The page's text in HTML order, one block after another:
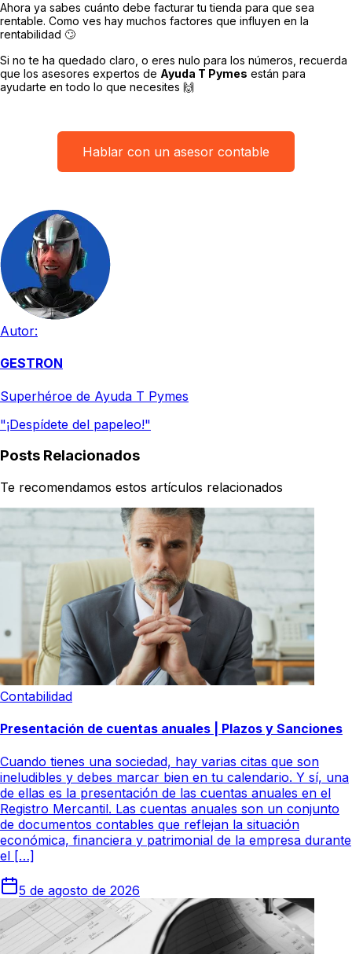
Ahora ya sabes cuánto debe facturar tu tienda para que sea
rentable. Como ves hay muchos factores que influyen en la
rentabilidad 🙄
Si no te ha quedado claro, o eres nulo para los números, recuerda
que los asesores expertos de Ayuda T Pymes están para
ayudarte en todo lo que necesites 🙌
Hablar con un asesor contable
Autor:
GESTRON
Superhéroe de Ayuda T Pymes
"¡Despídete del papeleo!"
Posts Relacionados
Te recomendamos estos artículos relacionados
Contabilidad
Presentación de cuentas anuales | Plazos y Sanciones
Cuando tienes una sociedad, hay varias citas que son
ineludibles y debes marcar bien en tu calendario. Y sí, una
de ellas es la presentación de las cuentas anuales en el
Registro Mercantil. Las cuentas anuales son un conjunto
de documentos contables que reflejan la situación
económica, financiera y patrimonial de la empresa durante
el […]
5 de agosto de 2026